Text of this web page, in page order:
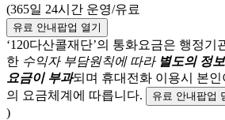
(365일 24시간 운영/유료
유료 안내팝업 열기
‘120다산콜재단’의 통화요금은 행정기
한 수익자 부담원칙에 따라 별도의 정
요금이 부과되며 휴대전화 이용시 본
의 요금체계에 따릅니다.
유료 안내팝업
)